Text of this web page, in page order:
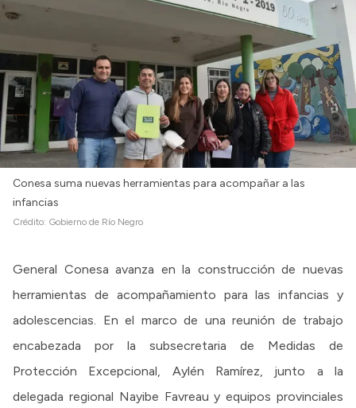
Conesa suma nuevas herramientas para acompañar a las
infancias
Crédito: Gobierno de Río Negro
General Conesa avanza en la construcción de nuevas
herramientas de acompañamiento para las infancias y
adolescencias. En el marco de una reunión de trabajo
encabezada por la subsecretaria de Medidas de
Protección Excepcional, Aylén Ramírez, junto a la
delegada regional Nayibe Favreau y equipos provinciales